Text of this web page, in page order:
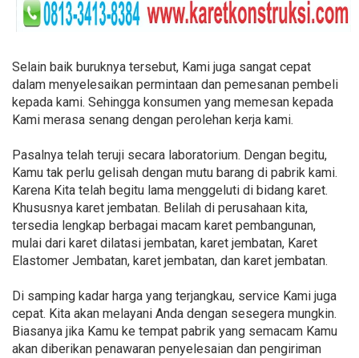
Selain baik buruknya tersebut, Kami juga sangat cepat
dalam menyelesaikan permintaan dan pemesanan pembeli
kepada kami. Sehingga konsumen yang memesan kepada
Kami merasa senang dengan perolehan kerja kami.
Pasalnya telah teruji secara laboratorium. Dengan begitu,
Kamu tak perlu gelisah dengan mutu barang di pabrik kami.
Karena Kita telah begitu lama menggeluti di bidang karet.
Khususnya karet jembatan. Belilah di perusahaan kita,
tersedia lengkap berbagai macam karet pembangunan,
mulai dari karet dilatasi jembatan, karet jembatan, Karet
Elastomer Jembatan, karet jembatan, dan karet jembatan.
Di samping kadar harga yang terjangkau, service Kami juga
cepat. Kita akan melayani Anda dengan sesegera mungkin.
Biasanya jika Kamu ke tempat pabrik yang semacam Kamu
akan diberikan penawaran penyelesaian dan pengiriman